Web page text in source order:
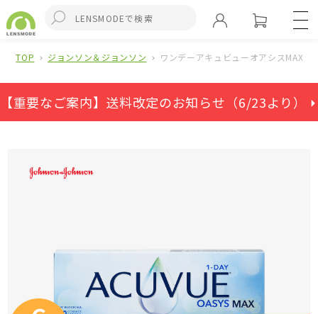
TOP ジョンソン＆ジョンソン ワンデーアキュビューオアシスMAX(6
【重要なご案内】送料改定のお知らせ（6/23より） ⏵